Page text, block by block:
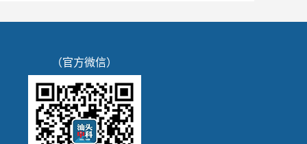
（官方微信）